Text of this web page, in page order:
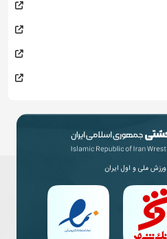
ورزش ملی و اول ایران